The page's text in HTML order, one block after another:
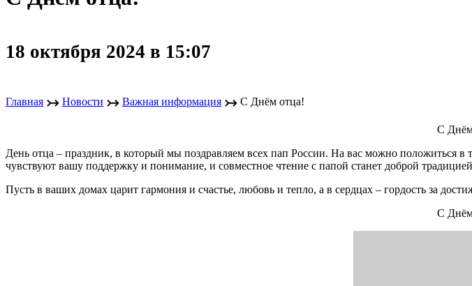
18 октября 2024 в 15:07
Главная ↣ Новости ↣ Важная информация ↣ С Днём отца!
С
День отца – праздник, в который мы поздравляем всех пап России. На вас можно положиться
чувствуют вашу поддержку и понимание, и совместное чтение с папой станет доброй
Пусть в ваших домах царит гармония и счастье, любовь и тепло, а в сердцах – гордость за
С